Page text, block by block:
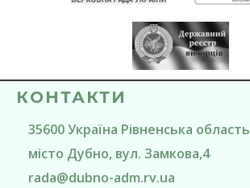
КОНТАКТИ
35600Україна Рівненська область
місто Дубно, вул. Замкова,4
rada@dubno-adm.rv.ua